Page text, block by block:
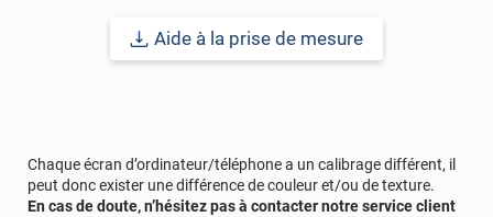
peut chauffer davantage. Pour éviter ce risque de surchauffe,
nous vous conseillons de privilégier une pose en extérieur. En
Centrale.
Aide à la prise de mesure
Chaque écran d’ordinateur/téléphone a un calibrage différent, il
peut donc exister une différence de couleur et/ou de texture.
En cas de doute, n’hésitez pas à contacter notre service client